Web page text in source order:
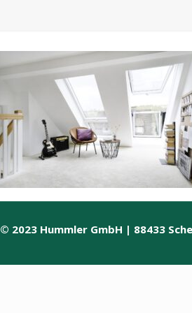
© 2023 Hummler GmbH | 88433